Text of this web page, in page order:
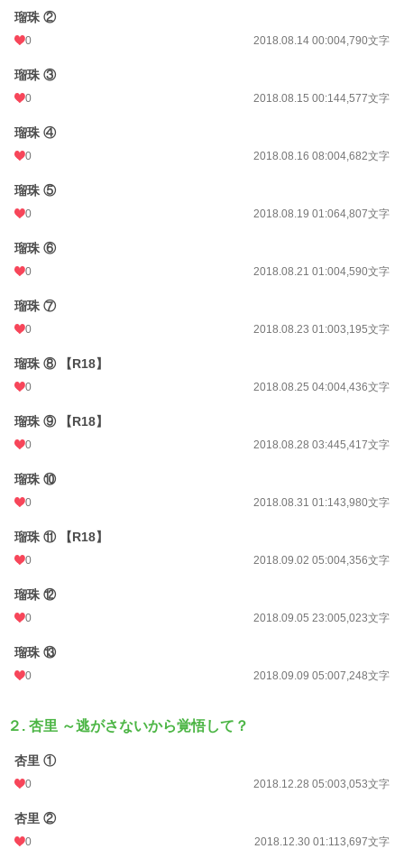
タグは随時、追加・変更していきます。
恋愛
お気に入り
24h.ポイント
文字数
更新日時
初回公開日時
月間ポイント
瑠珠 ②
0 2018.08.14 00:004,790文字
瑠珠 ③
0 2018.08.15 00:144,577文字
瑠珠 ④
0 2018.08.16 08:004,682文字
瑠珠 ⑤
0 2018.08.19 01:064,807文字
瑠珠 ⑥
0 2018.08.21 01:004,590文字
瑠珠 ⑦
0 2018.08.23 01:003,195文字
瑠珠 ⑧ 【R18】
0 2018.08.25 04:004,436文字
瑠珠 ⑨ 【R18】
0 2018.08.28 03:445,417文字
瑠珠 ⑩
0 2018.08.31 01:143,980文字
瑠珠 ⑪ 【R18】
0 2018.09.02 05:004,356文字
瑠珠 ⑫
0 2018.09.05 23:005,023文字
瑠珠 ⑬
0 2018.09.09 05:007,248文字
２. 杏里 ～逃がさないから覚悟して？
杏里 ①
0 2018.12.28 05:003,053文字
杏里 ②
0 2018.12.30 01:113,697文字